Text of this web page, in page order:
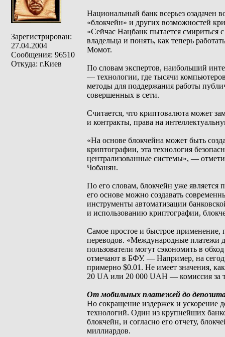
Зарегистрирован:
27.04.2004
Сообщения: 96510
Откуда: г.Киев
Национальный банк всерьез озадачен
«блокчейн» и других возможностей
«Сейчас Нацбанк пытается смириться
владельца и понять, как теперь
Момот.
По словам экспертов, наибольший
— технологии, где тысячи
методы для поддержания работы
совершенных в сети.
Считается, что криптовалюта может
и контракты, права на
«На основе блокчейна может быть
криптографии, эта технология
централизованные системы», —
Чобанян.
По его словам, блокчейн уже
его основе можно создавать
инструменты автоматизации
и использованию криптографии,
Самое простое и быстрое применение,
переводов. «Международные платежи
пользователи могут сэкономить в
отмечают в БФУ. — Например, на
примерно $0.01. Не имеет значения,
20 UA или 20 000 UAH — комиссия за
От мобильных платежей до
Но сокращение издержек и ускорение
технологий. Один из крупнейших
блокчейн, и согласно его отчету,
миллиардов.